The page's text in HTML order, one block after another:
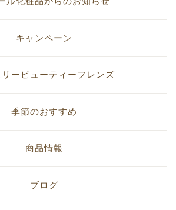
キャンペーン
リービューティーフレンズ
季節のおすすめ
商品情報
ブログ